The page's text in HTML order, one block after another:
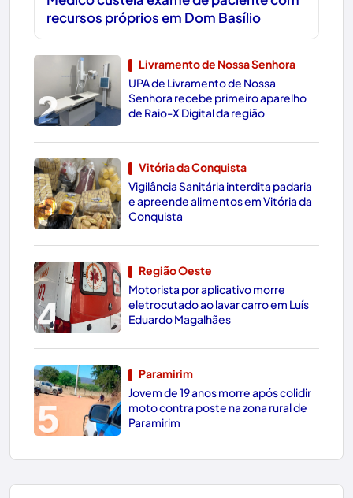
recursos próprios em Dom Basílio
2
Livramento de Nossa Senhora
UPA de Livramento de Nossa
Senhora recebe primeiro aparelho
de Raio-X Digital da região
3
Vitória da Conquista
Vigilância Sanitária interdita padaria
e apreende alimentos em Vitória da
Conquista
4
Região Oeste
Motorista por aplicativo morre
eletrocutado ao lavar carro em Luís
Eduardo Magalhães
5
Paramirim
Jovem de 19 anos morre após colidir
moto contra poste na zona rural de
Paramirim